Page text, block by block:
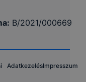
B/2021/000669
AdatkezelésImpresszum